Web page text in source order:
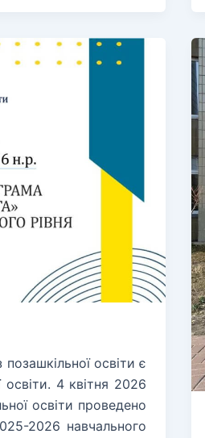
освіти є
4 квітня 2026
освіти проведено
2026 навчального